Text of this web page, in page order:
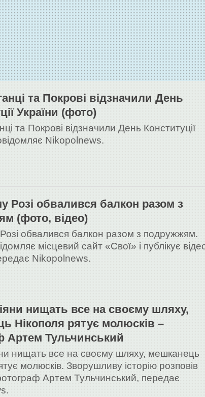
та Покрові відзначили День
України (фото)
та Покрові відзначили День Конституції
Nikopolnews.
Розі обвалився балкон разом з
(фото, відео)
обвалився балкон разом з подружжям.
місцевий сайт «Свої» і публікує
Nikopolnews.
нищать все на своєму шляху,
Нікополя рятує молюсків –
Артем Тульчинський
нищать все на своєму шляху, мешканець
молюсків. Зворушливу історію розповів
Артем Тульчинський, передає